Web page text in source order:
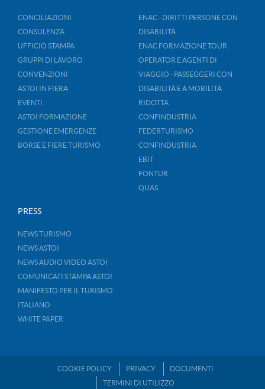
CONCILIAZIONI
CONSULENZA
UFFICIO STAMPA
GRUPPI DI LAVORO
CONVENZIONI
ASTOI IN FIERA
EVENTI
ASTOI FORMAZIONE
GESTIONE EMERGENZE
BORSE E FIERE TURISMO
ENAC - DIRITTI PERSONE CON
DISABILITÀ
ENAC FORMAZIONE TOUR
OPERATOR E AGENTI DI
VIAGGIO - PASSEGGERI CON
DISABILITÀ E A MOBILITÀ
RIDOTTA
CONFINDUSTRIA
FEDERTURISMO
CONFINDUSTRIA
EBIT
FONTUR
QUAS
PRESS
NEWS TURISMO
NEWS ASTOI
NEWS AUDIO VIDEO ASTOI
COMUNICATI STAMPA ASTOI
MANIFESTO PER IL TURISMO
ITALIANO
WHITE PAPER
COOKIE POLICY PRIVACY
DOCUMENTI
TERMINI DI UTILIZZO